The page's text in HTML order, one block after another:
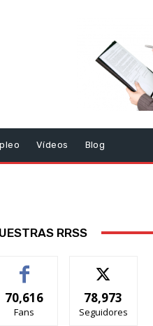
Vídeos Blog
RRSS
70,616
Fans
78,973
Seguidores